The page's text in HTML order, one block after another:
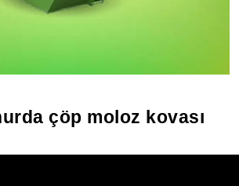
çöp moloz kovası